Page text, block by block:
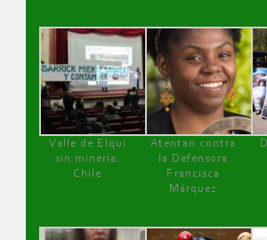
Valle de Elqui
sin minería.
Chile
Atentan contra
la Defensora
Francisca
Márquez